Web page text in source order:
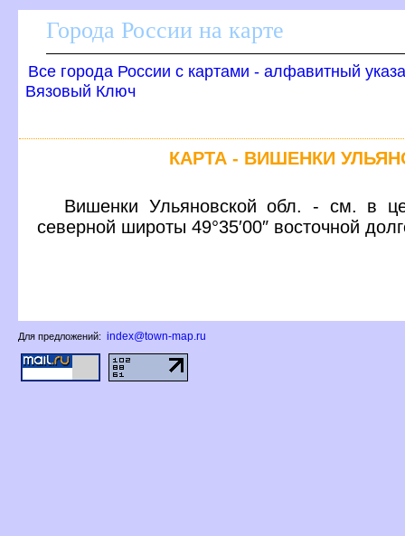
Города России на карте
се города России с картами - алфавитный
язовый Ключ
КАРТА - ВИШЕНКИ
ишенки Ульяновской обл. - см. в
северной широты 49°35′00″ восточной
Для предложений: index@town-map.ru